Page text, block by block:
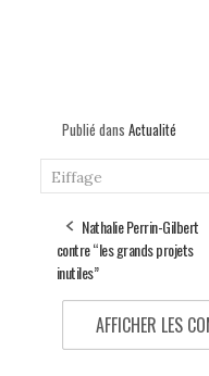
Publié dans Actualité
Eiffage
Nathalie Perrin-Gilbert
contre “les grands projets
inutiles”
AFFICHER LES